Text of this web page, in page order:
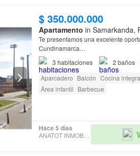
$ 350.000.000
Apartamento in Samarkanda,
Te presentamos una excelente
Cundinamarca…
3 habitaciones 2 baños
Aparcadero Balcón Cocina
Área infantil Barbecue
Hace 5 días
ANATOT INMOBILIARIA